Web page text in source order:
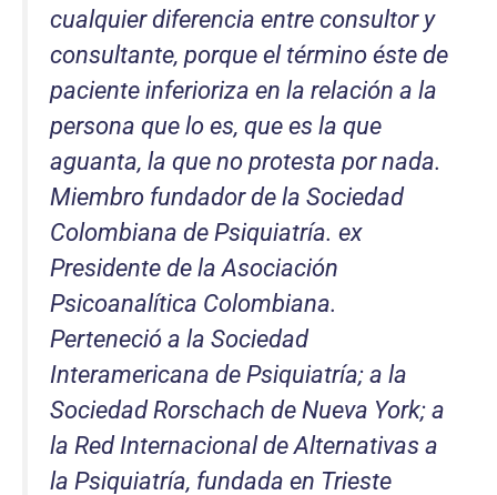
cualquier diferencia entre consultor y
consultante, porque el término éste de
paciente inferioriza en la relación a la
persona que lo es, que es la que
aguanta, la que no protesta por nada.
Miembro fundador de la Sociedad
Colombiana de Psiquiatría. ex
Presidente de la Asociación
Psicoanalítica Colombiana.
Perteneció a la Sociedad
Interamericana de Psiquiatría; a la
Sociedad Rorschach de Nueva York; a
la Red Internacional de Alternativas a
la Psiquiatría, fundada en Trieste